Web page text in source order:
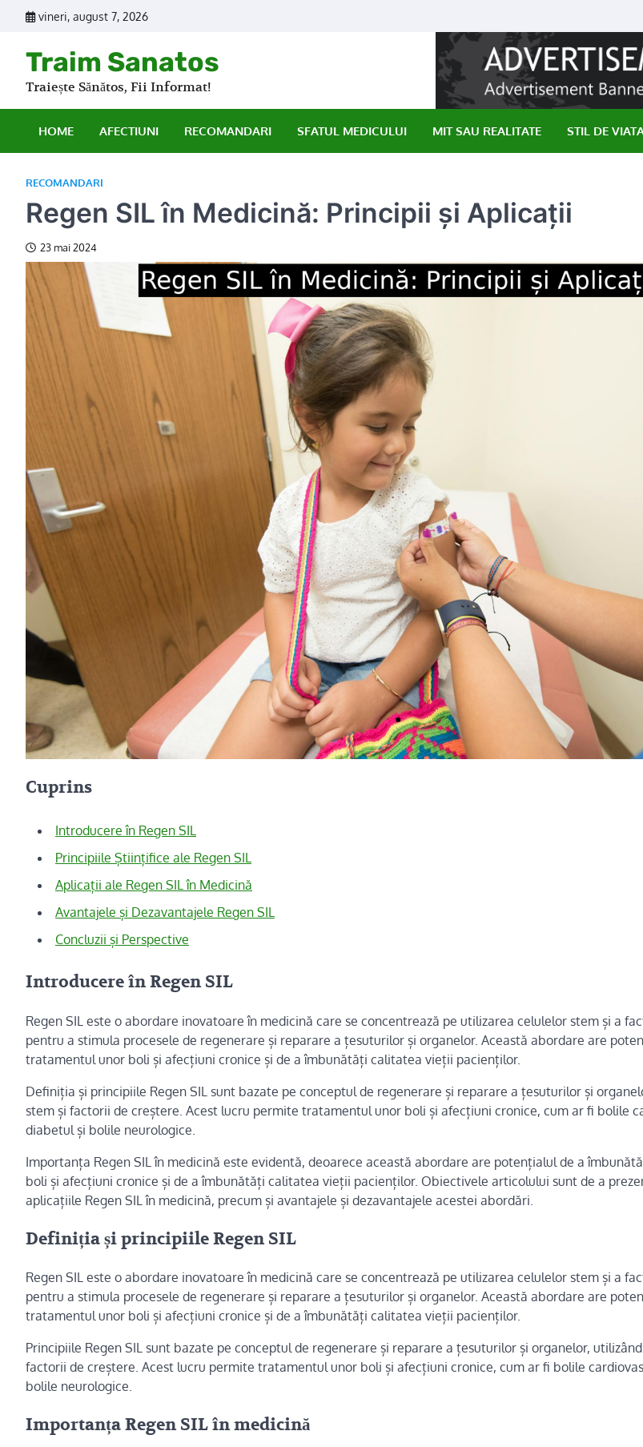
vineri, august 7, 2026
Traim Sanatos
Traiește Sănătos, Fii Informat!
HOME AFECTIUNI RECOMANDARI SFATUL MEDICULUI MIT SAU REALITATE STIL DE
RECOMANDARI
Regen SIL în Medicină: Principii și Aplicații
23 mai 2024
Cuprins
Introducere în Regen SIL
Principiile Științifice ale Regen SIL
Aplicații ale Regen SIL în Medicină
Avantajele și Dezavantajele Regen SIL
Concluzii și Perspective
Introducere în Regen SIL
Regen SIL este o abordare inovatoare în medicină care se concentrează pe utilizarea celulelor stem și a
pentru a stimula procesele de regenerare și reparare a țesuturilor și organelor. Această abordare are
tratamentul unor boli și afecțiuni cronice și de a îmbunătăți calitatea vieții pacienților.
Definiția și principiile Regen SIL sunt bazate pe conceptul de regenerare și reparare a țesuturilor și
stem și factorii de creștere. Acest lucru permite tratamentul unor boli și afecțiuni cronice, cum ar fi bolile
diabetul și bolile neurologice.
Importanța Regen SIL în medicină este evidentă, deoarece această abordare are potențialul de a
boli și afecțiuni cronice și de a îmbunătăți calitatea vieții pacienților. Obiectivele articolului sunt de a
aplicațiile Regen SIL în medicină, precum și avantajele și dezavantajele acestei abordări.
Definiția și principiile Regen SIL
Regen SIL este o abordare inovatoare în medicină care se concentrează pe utilizarea celulelor stem și a
pentru a stimula procesele de regenerare și reparare a țesuturilor și organelor. Această abordare are
tratamentul unor boli și afecțiuni cronice și de a îmbunătăți calitatea vieții pacienților.
Principiile Regen SIL sunt bazate pe conceptul de regenerare și reparare a țesuturilor și organelor,
factorii de creștere. Acest lucru permite tratamentul unor boli și afecțiuni cronice, cum ar fi bolile
bolile neurologice.
Importanța Regen SIL în medicină